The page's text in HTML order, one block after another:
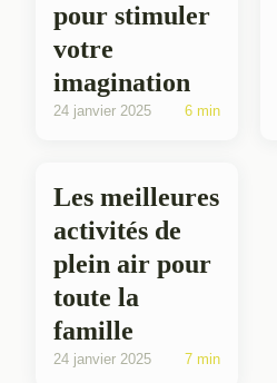
pour stimuler
votre
imagination
24 janvier 2025 6 min
Les meilleures
activités de
plein air pour
toute la
famille
24 janvier 2025 7 min